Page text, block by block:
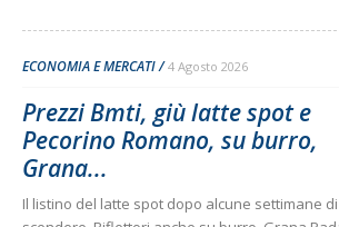
ECONOMIA E MERCATI 4 Agosto 2026
Prezzi Bmti, giù latte spot e
Pecorino Romano, su burro,
Grana...
Il listino del latte spot dopo alcune settimane